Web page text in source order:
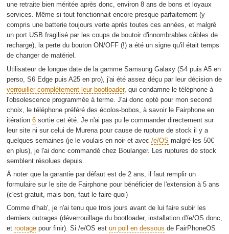
une retraite bien méritée après donc, environ 8 ans de bons et loyaux
services. Même si tout fonctionnait encore presque parfaitement (y
compris une batterie toujours verte après toutes ces années, et malgré
un port USB fragilisé par les coups de boutoir d'innombrables câbles de
recharge), la perte du bouton ON/OFF (!) a été un signe qu'il était temps
de changer de matériel.
Utilisateur de longue date de la gamme Samsung Galaxy (S4 puis A5 en
perso, S6 Edge puis A25 en pro), j'ai été assez déçu par leur décision de
verrouiller complétement leur bootloader, qui condamne le téléphone à
l'obsolescence programmée à terme. J'ai donc opté pour mon second
choix, le téléphone préféré des écolos-bobos, à savoir le Fairphone en
itération 6sortie cet été. Je n'ai pas pu le commander directement sur
leur site ni sur celui de Murena pour cause de rupture de stock il y a
quelques semaines (je le voulais en noir et avec /e/OS malgré les 50€
en plus), je l'ai donc commandé chez Boulanger. Les ruptures de stock
semblent résolues depuis.
À noter que la garantie par défaut est de 2 ans, il faut remplir un
formulaire sur le site de Fairphone pour bénéficier de l'extension à 5 ans
(c'est gratuit, mais bon, faut le faire quoi)
Comme d'hab', je n'ai tenu que trois jours avant de lui faire subir les
derniers outrages (déverrouillage du bootloader, installation d'/e/OS donc,
et rootagepour finir). Si /e/OS est un poil en dessous de FairPhoneOS